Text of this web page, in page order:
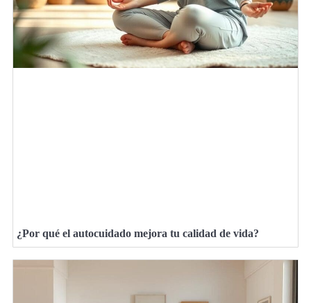
¿Por qué el autocuidado mejora tu calidad de vida?